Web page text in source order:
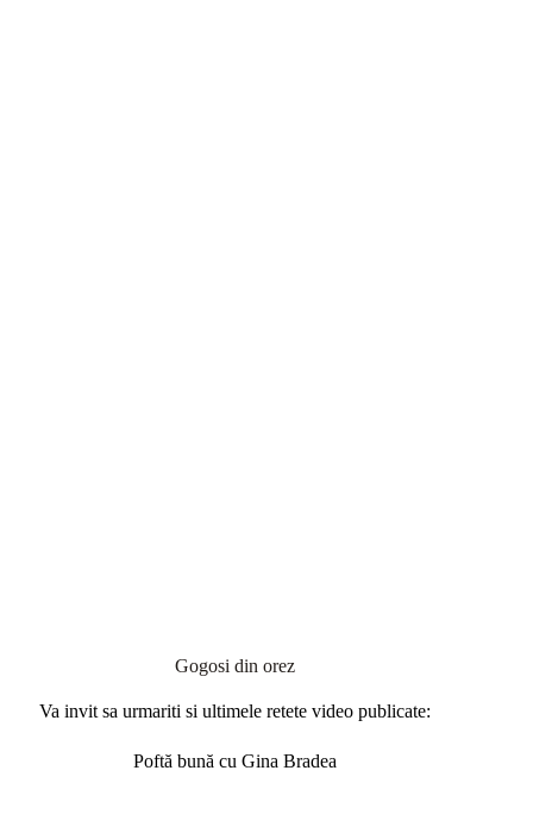
Gogosi din orez
Va invit sa urmariti si ultimele retete video publicate:
Poftă bună cu Gina Bradea